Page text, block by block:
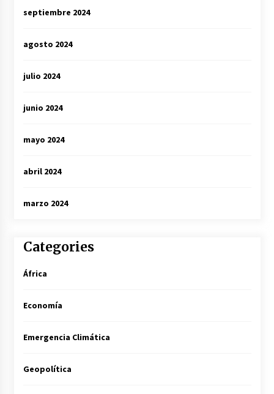
septiembre 2024
agosto 2024
julio 2024
junio 2024
mayo 2024
abril 2024
marzo 2024
Categories
África
Economía
Emergencia Climática
Geopolítica